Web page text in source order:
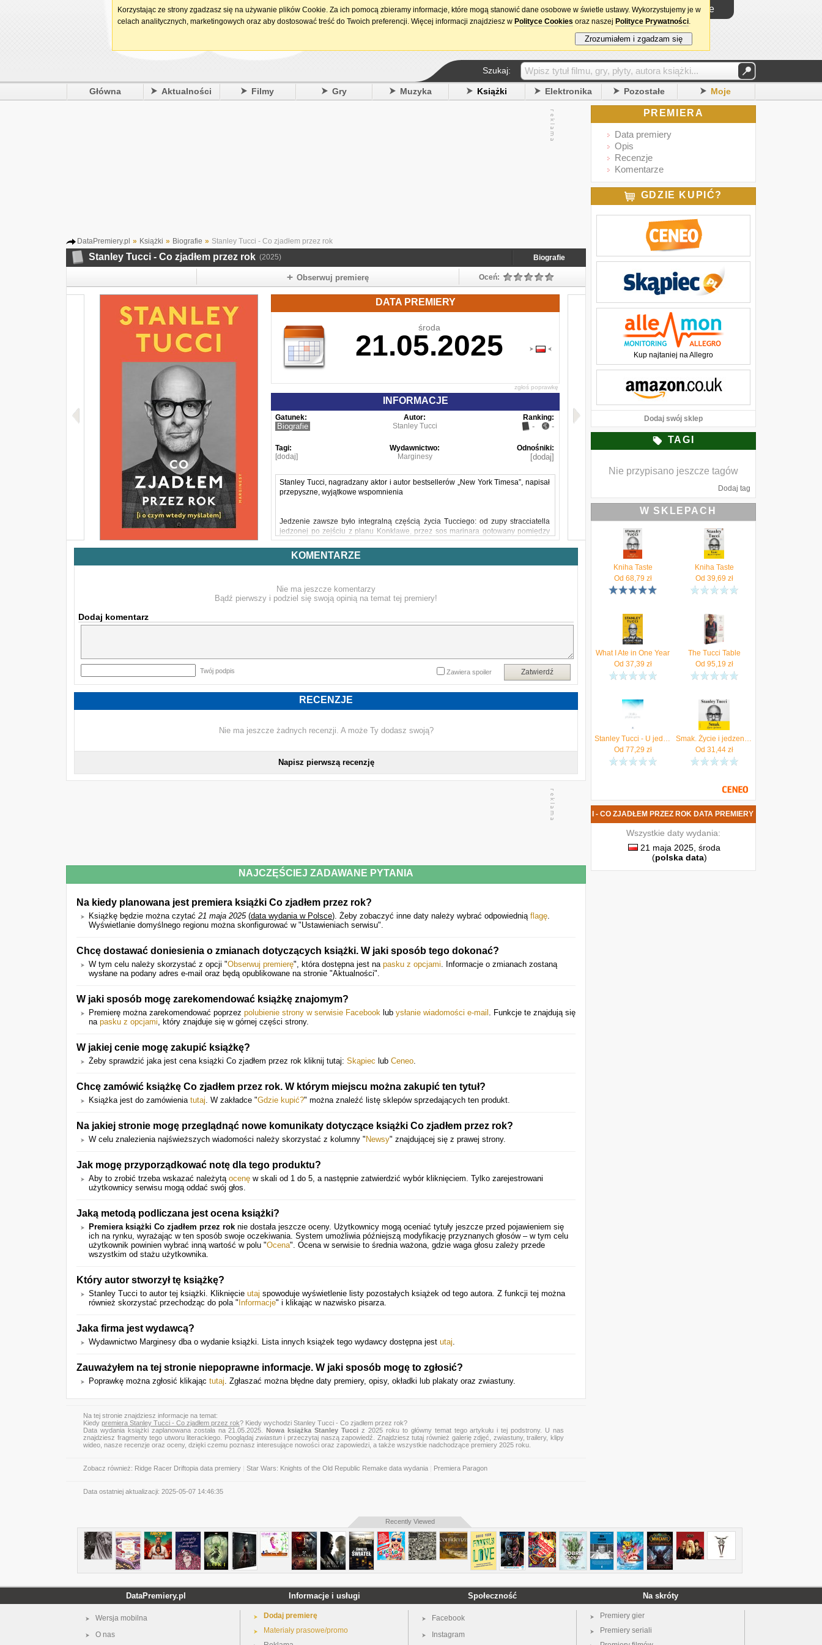
15. urodziny DataPremiery.pl Logowanie
Szukaj:
Główna Aktualności Filmy Gry Muzyka Książki Elektronika Pozostałe Moje
DataPremiery.pl » Książki » Biografie » Stanley Tucci - Co zjadłem przez rok
Stanley Tucci - Co zjadłem przez rok (2025) Biografie
Obserwuj premierę Oceń:
DATA PREMIERY
środa
21.05.2025
zgłoś poprawkę
INFORMACJE
Gatunek:
Biografie
Autor:
Stanley Tucci
Ranking:
- -
Tagi:
[dodaj]
Wydawnictwo:
Marginesy
Odnośniki:
[dodaj]
Stanley Tucci, nagradzany aktor i autor bestsellerów „New York Timesa”, napisał
przepyszne, wyjątkowe wspomnienia
Jedzenie zawsze było integralną częścią życia Tucciego: od zupy stracciatella
jedzonej po zejściu z planu Konklawe, przez sos marinara gotowany pomiędzy
zdjęciami i przymiarkami kostiumów, po domową pizzę spożywaną z dziećmi na
kolację. W Co zjadłem przez rok Tucci rejestruje dwanaście miesięcy jedzenia –
w restauracjach, kuchniach, na imprezach prasowych, w kraju i za granicą, z
Posiłki upamiętniane w tym dzienniku stanowią dla niego pryzmat, przez który
Co zjadłem przez rok to zabawna, wzruszająca, szczera i głęboko
satysfakcjonująca porcja wspomnień i jedzenia oraz docenienie roli, jaką
ludzkich gestów.
Tucci swoimi opisami włoskich dań wywołuje w nas głód fizyczny, by kilka linijek
dalej opisami świata, miejsc i ludzi wywołać w nas głód metafizyczny. Rację miał
inteligencję, humor i najlepszy sos pomidorowy.
Małgorzata Muraszko, „Gazeta Wyborcza”
Chyba każdy z nas chciałby spędzić dzień i zjeść posiłek ze Stanleyem Tuccim, a
ta książka to idealny sposób, aby to zrobić! Oglądanie świata oczami
Ina Garten
Szczerość, humor i skromność Stanleya aż sączy się ze stron jego najnowszej
książki. Jedzenie to jego kompas, a Co zjadłem przez rok doskonale oddaje to,
jak Stanley tworzy więzi ze światem poprzez jedzenie i smak.
rodzinnego ciepła, podróży, pracy, pasji i miłości. Jestem zakochana w każdej
stronie tej zajmującej książki.
Dolly Alderton, autorka książki Wszystko, co wiem o miłości
tasak, ale najbardziej urzekło mnie to, że potrafi sięgnąć przez stół, żeby
przeprowadzić czytelnika nie przez posiłki, ale przez swoje życie.
Powyższy opis pochodzi od wydawcy.
KOMENTARZE
Nie ma jeszcze komentarzy
Bądź pierwszy i podziel się swoją opinią na temat tej premiery!
Dodaj komentarz
Twój podpis Zatwierdź
Zawiera spoiler
RECENZJE
Nie ma jeszcze żadnych recenzji. A może Ty dodasz swoją?
Napisz pierwszą recenzję
NAJCZĘŚCIEJ ZADAWANE PYTANIA
Na kiedy planowana jest premiera książki Co zjadłem przez rok?
Książkę będzie można czytać 21 maja 2025(data wydania w Polsce). Żeby zobaczyć inne daty należy wybrać odpowiednią flagę.
Wyświetlanie domyślnego regionu można skonfigurować w "Ustawieniach serwisu".
Chcę dostawać doniesienia o zmianach dotyczących książki. W jaki sposób tego dokonać?
W tym celu należy skorzystać z opcji "Obserwuj premierę", która dostępna jest na pasku z opcjami. Informacje o zmianach zostaną
wysłane na podany adres e-mail oraz będą opublikowane na stronie "Aktualności".
W jaki sposób mogę zarekomendować książkę znajomym?
Premierę można zarekomendować poprzez polubienie strony w serwisie Facebook lub ysłanie wiadomości e-mail . Funkcje te znajdują się
na pasku z opcjami, który znajduje się w górnej części strony.
W jakiej cenie mogę zakupić książkę?
Żeby sprawdzić jaka jest cena książki Co zjadłem przez rok kliknij tutaj: Skąpiec lub Ceneo.
Chcę zamówić książkę Co zjadłem przez rok. W którym miejscu można zakupić ten tytuł?
Książka jest do zamówienia tutaj. W zakładce "Gdzie kupić?" można znaleźć listę sklepów sprzedających ten produkt.
Na jakiej stronie mogę przeglądnąć nowe komunikaty dotyczące książki Co zjadłem przez rok?
W celu znalezienia najświeższych wiadomości należy skorzystać z kolumny " Newsy" znajdującej się z prawej strony.
Jak mogę przyporządkować notę dla tego produktu?
Aby to zrobić trzeba wskazać należytą ocenę w skali od 1 do 5, a następnie zatwierdzić wybór kliknięciem. Tylko zarejestrowani
użytkownicy serwisu mogą oddać swój głos.
Jaką metodą podliczana jest ocena książki?
Premiera książki Co zjadłem przez rok nie dostała jeszcze oceny. Użytkownicy mogą oceniać tytuły jeszcze przed pojawieniem się
ich na rynku, wyrażając w ten sposób swoje oczekiwania. System umożliwia późniejszą modyfikację przyznanych głosów – w tym celu
użytkownik powinien wybrać inną wartość w polu "Ocena". Ocena w serwisie to średnia ważona, gdzie waga głosu zależy przede
wszystkim od stażu użytkownika.
Który autor stworzył tę książkę?
Stanley Tucci to autor tej książki. Kliknięcie utaj spowoduje wyświetlenie listy pozostałych książek od tego autora. Z funkcji tej można
również skorzystać przechodząc do pola " Informacje" i klikając w nazwisko pisarza.
Jaka firma jest wydawcą?
Wydawnictwo Marginesy dba o wydanie książki. Lista innych książek tego wydawcy dostępna jest utaj.
Zauważyłem na tej stronie niepoprawne informacje. W jaki sposób mogę to zgłosić?
Poprawkę można zgłosić klikając tutaj. Zgłaszać można błędne daty premiery, opisy, okładki lub plakaty oraz zwiastuny.
Na tej stronie znajdziesz informacje na temat:
Kiedy premiera Stanley Tucci - Co zjadłem przez rok? Kiedy wychodzi Stanley Tucci - Co zjadłem przez rok?
Data wydania książki zaplanowana została na 21.05.2025.Nowa książka Stanley Tucci z 2025 roku to główny temat tego artykułu i tej podstrony. U nas
znajdziesz fragmenty tego utworu literackiego. Pooglądaj zwiastuni przeczytaj naszą zapowiedź. Znajdziesz tutaj również galerię zdjęć, zwiastuny, trailery, klipy
wideo, nasze recenzje oraz oceny, dzięki czemu poznasz interesujące nowości oraz zapowiedzi, a także wszystkie nadchodzące premiery 2025 roku.
Zobacz również: Ridge Racer Driftopia data premiery Star Wars: Knights of the Old Republic Remake data wydania Premiera Paragon
Data ostatniej aktualizacji: 2025-05-07 14:46:35
PREMIERA
Data premiery
Opis
Recenzje
Komentarze
GDZIE KUPIĆ?
Kup najtaniej na Allegro
Dodaj swój sklep
TAGI
Nie przypisano jeszcze tagów
Dodaj tag
W SKLEPACH
Kniha Taste
Od 68,79 zł
Kniha Taste
Od 39,69 zł
What I Ate in One Year
Od 37,39 zł
The Tucci Table
Od 95,19 zł
Stanley Tucci - U jednoho stolu
Od 77,29 zł
Smak. Życie i jedzenie (Audiobook)
Od 31,44zł
NOWA KSIĄŻKA STANLEY TUCCI - CO ZJADŁEM PRZEZ ROK DATA PREMIERY
Wszystkie daty wydania:
21 maja 2025, środa
(polska data)
Recently Viewed
DataPremiery.pl
Wersja mobilna
O nas
Informacje i usługi
Dodaj premierę
Materiały prasowe/promo
Społeczność
Facebook
Instagram
Na skróty
Premiery gier
Premiery seriali
Korzystając ze strony zgadzasz się na używanie plików Cookie. Za ich pomocą zbieramy informacje, które mogą stanowić dane osobowe w świetle ustawy. Wykorzystujemy je w
celach analitycznych, marketingowych oraz aby dostosować treść do Twoich preferencji. Więcej informacji znajdziesz w Polityce Cookies oraz naszej Polityce Prywatności.
Zrozumiałem i zgadzam się